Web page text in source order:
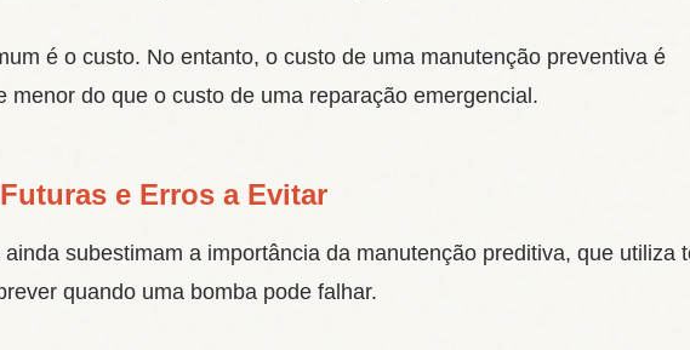
é o custo. No entanto, o custo de uma manutenção preventiva é
menor do que o custo de uma reparação emergencial.
e Erros a Evitar
subestimam a importância da manutenção preditiva, que utiliza
quando uma bomba pode falhar.